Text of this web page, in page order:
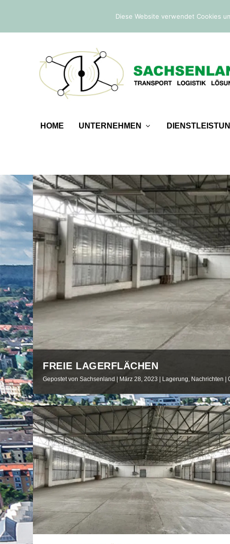
Befreiung von der Sicherheitsleistung
HOME UNTERNEHMEN
FREIE LAGERFLÄCHEN
Gepostet vonSachsenland März 28, 2023 Lagerung, Nachrichten |
Diese Website verwendet Cookies